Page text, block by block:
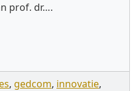
prof. dr….
, gedcom, innovatie,